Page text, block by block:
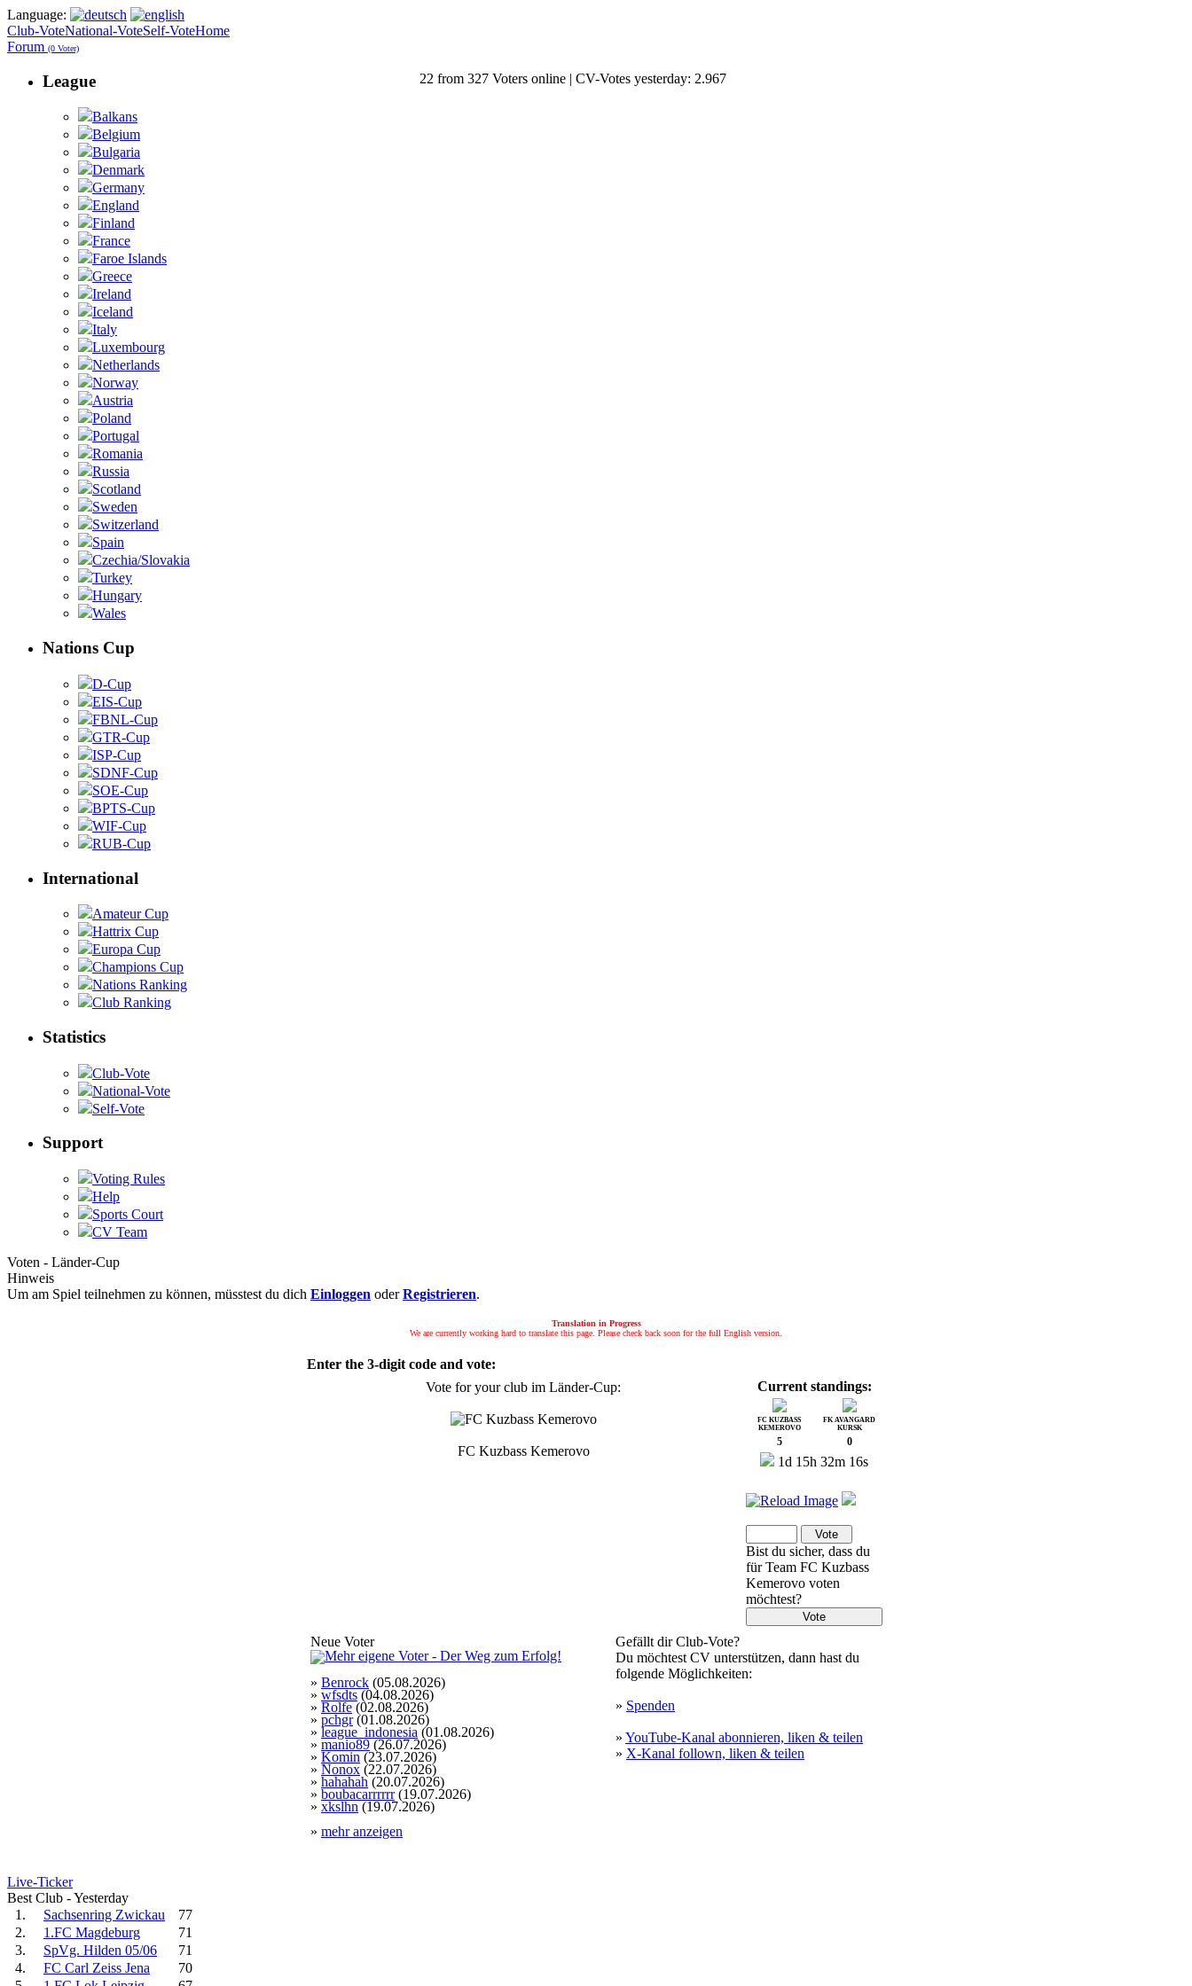
Language:
22 from 327 Voters online | CV-Votes yesterday: 2.967
Club-VoteNational-VoteSelf-VoteHome
Forum (0 Voter)
League
Balkans
Belgium
Bulgaria
Denmark
Germany
England
Finland
France
Faroe Islands
Greece
Ireland
Iceland
Italy
Luxembourg
Netherlands
Norway
Austria
Poland
Portugal
Romania
Russia
Scotland
Sweden
Switzerland
Spain
Czechia/Slovakia
Turkey
Hungary
Wales
Nations Cup
D-Cup
EIS-Cup
FBNL-Cup
GTR-Cup
ISP-Cup
SDNF-Cup
SOE-Cup
BPTS-Cup
WIF-Cup
RUB-Cup
International
Amateur Cup
Hattrix Cup
Europa Cup
Champions Cup
Nations Ranking
Club Ranking
Statistics
Club-Vote
National-Vote
Self-Vote
Support
Voting Rules
Help
Sports Court
CV Team
Voten - Länder-Cup
Hinweis
Um am Spiel teilnehmen zu können, müsstest du dich Einloggen oderRegistrieren.
Translation in Progress
We are currently working hard to translate this page. Please check back soon for the full English version.
Enter the 3-digit code and vote:
Vote for your club im Länder-Cup:
FC Kuzbass Kemerovo
Current standings:
FC KUZBASS
KEMEROVO
FK AVANGARD
KURSK
5 0
1d 15h 32m 16s
Bist du sicher, dass du
für Team FC Kuzbass
Kemerovo voten
möchtest?
Neue Voter
» Benrock (05.08.2026)
» wfsdts (04.08.2026)
» Rolfe (02.08.2026)
» pchgr(01.08.2026)
» league_indonesia (01.08.2026)
» manio89 (26.07.2026)
» Komin (23.07.2026)
» Nonox (22.07.2026)
» hahahah (20.07.2026)
» boubacarrrrrr(19.07.2026)
» xkslhn (19.07.2026)
» mehr anzeigen
Gefällt dir Club-Vote?
Du möchtest CV unterstützen, dann hast du
folgende Möglichkeiten:
» Spenden
» YouTube-Kanal abonnieren, liken & teilen
» X-Kanal follown, liken & teilen
Live-Ticker
Best Club - Yesterday
1.
Sachsenring Zwickau
77
2.
1.FC Magdeburg
71
3.
SpVg. Hilden 05/06
71
4.
FC Carl Zeiss Jena
70